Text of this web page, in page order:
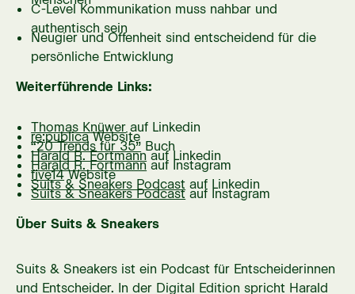
C-Level Kommunikation muss nahbar und
authentisch sein
Neugier und Offenheit sind entscheidend für die
persönliche Entwicklung
Weiterführende Links:
Thomas Knüwer auf Linkedin
re:publicaWebsite
“20 Trends für 35” Buch
Harald R. Fortmannauf Linkedin
Harald R. Fortmannauf Instagram
five14Website
Suits & Sneakers Podcast auf Linkedin
Suits & Sneakers Podcastauf Instagram
Über Suits & Sneakers
Suits & Sneakers ist ein Podcast für Entscheiderinnen
und Entscheider. In der Digital Edition spricht Harald